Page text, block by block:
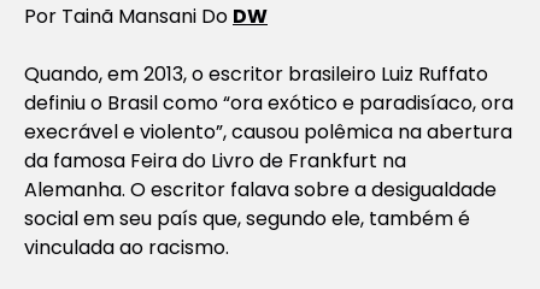
Por Tainã Mansani Do DW
Quando, em 2013, o escritor brasileiro Luiz Ruffato
definiu o Brasil como “ora exótico e paradisíaco, ora
execrável e violento”, causou polêmica na abertura
da famosa Feira do Livro de Frankfurt na
Alemanha. O escritor falava sobre a desigualdade
social em seu país que, segundo ele, também é
vinculada ao racismo.